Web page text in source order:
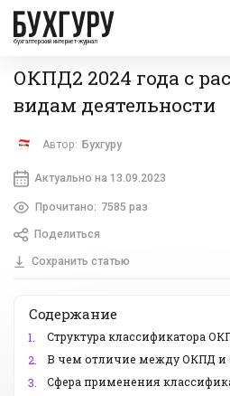
бухгалтерский интернет-журнал
ОКПД2 2024 года с
видам деятельности
Автор: Бухгуру
Актуально на 13.09.2023
Прочитано: 7585 раз
Поделиться
Сохранить статью
Содержание
1.
Структура классификатора
2.
В чем отличие между ОКПД и
3.
Сфера применения